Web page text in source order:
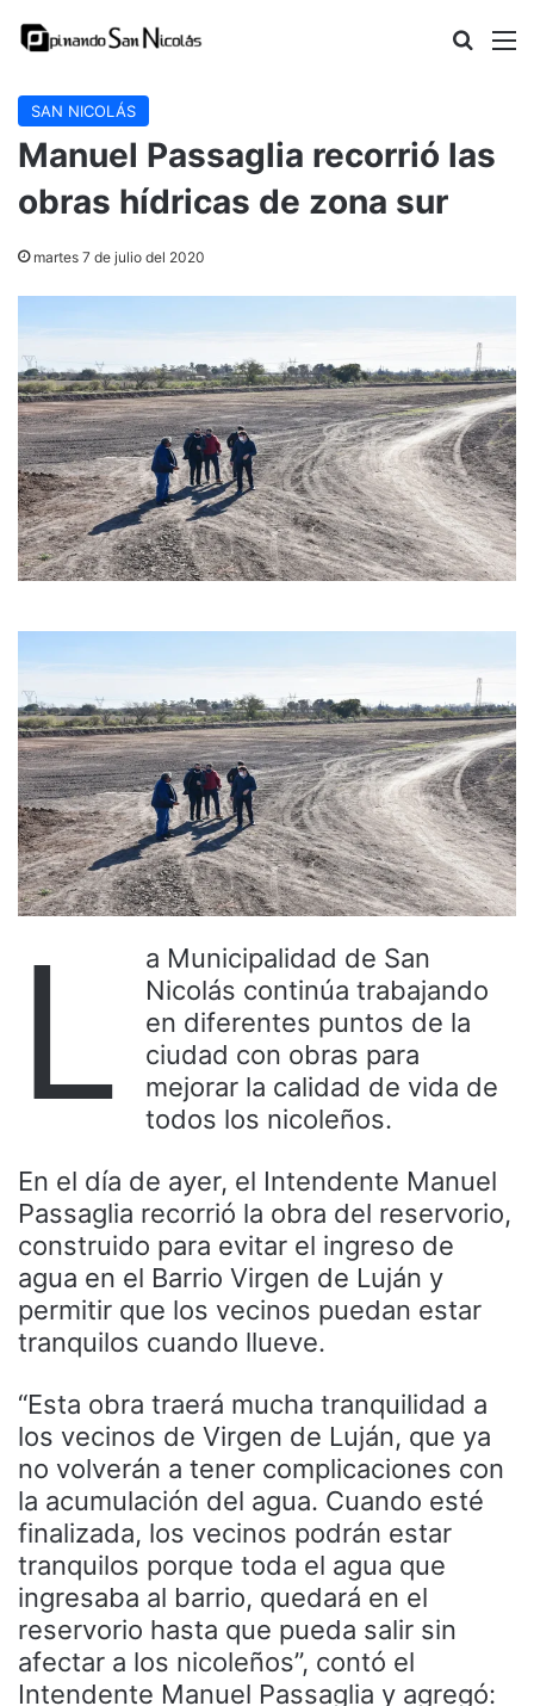
Buscar
SAN NICOLÁS
Manuel Passaglia recorrió las
obras hídricas de zona sur
martes 7 de julio del 2020
L
a Municipalidad de San
Nicolás continúa trabajando
en diferentes puntos de la
ciudad con obras para
mejorar la calidad de vida de
todos los nicoleños.
En el día de ayer, el Intendente Manuel
Passaglia recorrió la obra del reservorio,
construido para evitar el ingreso de
agua en el Barrio Virgen de Luján y
permitir que los vecinos puedan estar
tranquilos cuando llueve.
“Esta obra traerá mucha tranquilidad a
los vecinos de Virgen de Luján, que ya
no volverán a tener complicaciones con
la acumulación del agua. Cuando esté
finalizada, los vecinos podrán estar
tranquilos porque toda el agua que
ingresaba al barrio, quedará en el
reservorio hasta que pueda salir sin
afectar a los nicoleños”, contó el
Intendente Manuel Passaglia y agregó: